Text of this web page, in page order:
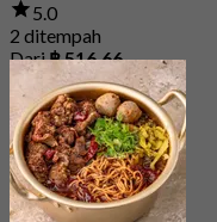
5.0
2 ditempah
Dari฿ 516.66